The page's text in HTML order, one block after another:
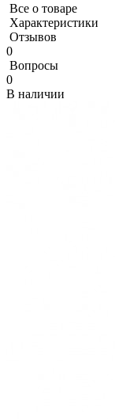
Все о товаре
Характеристики
Отзывов
0
Вопросы
0
В наличии